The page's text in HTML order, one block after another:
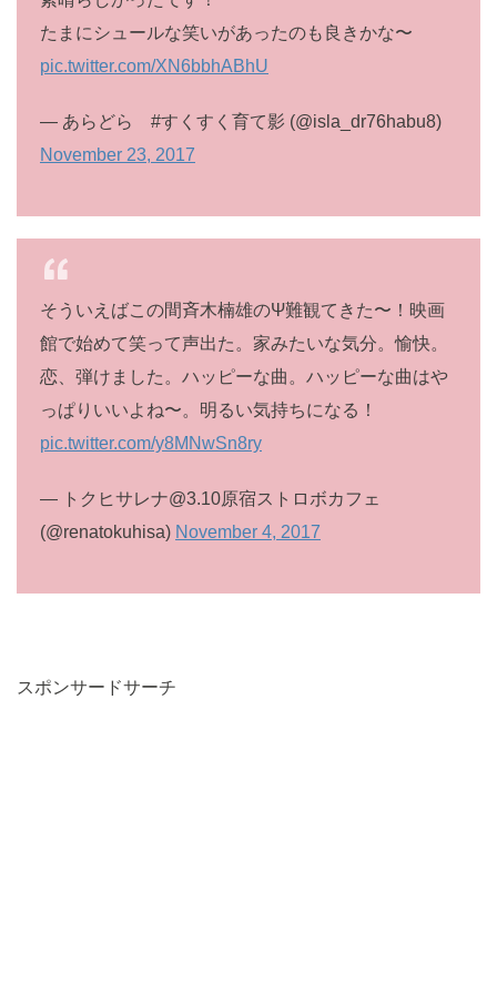
たまにシュールな笑いがあったのも良きかな〜
pic.twitter.com/XN6bbhABhU
— あらどら #すくすく育て影 (@isla_dr76habu8)
November 23, 2017
そういえばこの間斉木楠雄のΨ難観てきた〜！映画
館で始めて笑って声出た。家みたいな気分。愉快。
恋、弾けました。ハッピーな曲。ハッピーな曲はや
っぱりいいよね〜。明るい気持ちになる！
pic.twitter.com/y8MNwSn8ry
— トクヒサレナ@3.10原宿ストロボカフェ
(@renatokuhisa) November 4, 2017
スポンサードサーチ